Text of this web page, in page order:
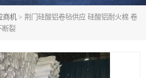
商机 > 荆门硅酸铝卷毡供应 硅酸铝耐火棉 卷
断裂
硅酸铝纤维毯
硅酸铝模块